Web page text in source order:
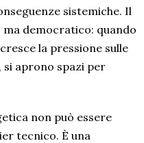
sistemiche. Il
democratico: quando
la pressione sulle
aprono spazi per
non può essere
tecnico. È una